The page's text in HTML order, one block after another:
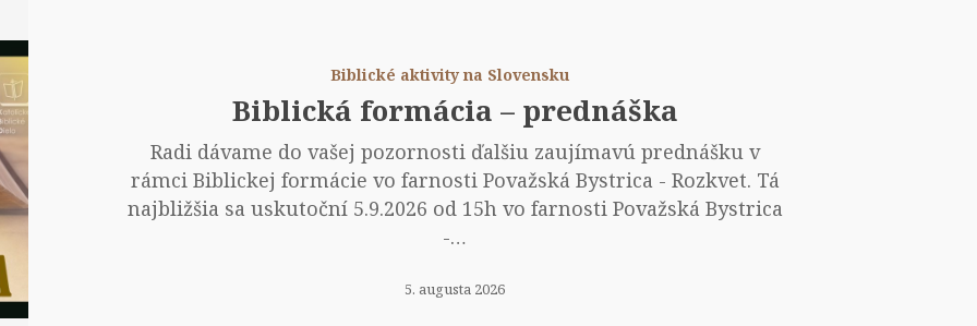
prednáška
Biblické aktivity na Slovensku
Biblická formácia – prednáška
Radi dávame do vašej pozornosti ďalšiu zaujímavú prednášku v
rámci Biblickej formácie vo farnosti Považská Bystrica - Rozkvet. Tá
najbližšia sa uskutoční 5.9.2026 od 15h vo farnosti Považská Bystrica
-…
5. augusta 2026